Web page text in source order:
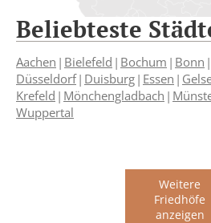
Beliebteste
Aachen Bielefeld Bochum Bonn
Düsseldorf Duisburg Essen
Krefeld Mönchengladbach
Wuppertal
Weitere
Friedhöfe
anzeigen